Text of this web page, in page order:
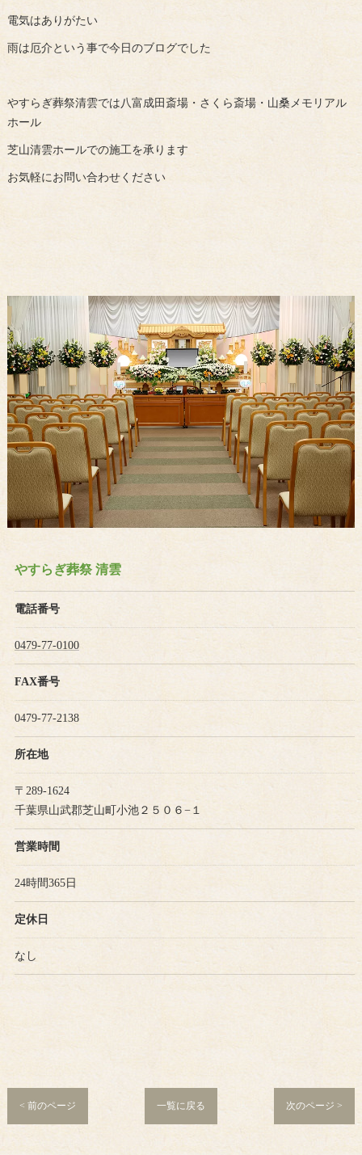
電気はありがたい
雨は厄介という事で今日のブログでした
やすらぎ葬祭清雲では八富成田斎場・さくら斎場・山桑メモリアル
ホール
芝山清雲ホールでの施工を承ります
お気軽にお問い合わせください
やすらぎ葬祭 清雲
電話番号
0479-77-0100
FAX番号
0479-77-2138
所在地
〒289-1624
千葉県山武郡芝山町小池２５０６−１
営業時間
24時間365日
定休日
なし
< 前のページ 一覧に戻る 次のページ >